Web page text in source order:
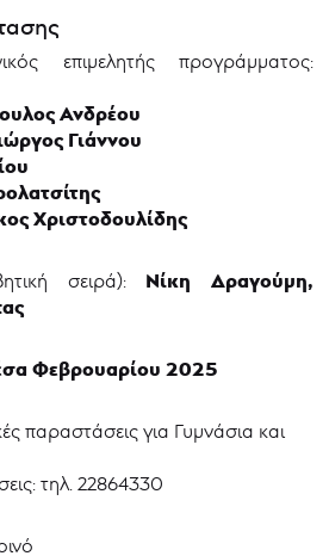
επιμελητής προγράμματος:
Ανδρέου
Γιάννου
Χριστοδουλίδης
σειρά): Νίκη Δραγούμη,
Φεβρουαρίου 2025
παραστάσεις για Γυμνάσια και
τηλ. 22864330